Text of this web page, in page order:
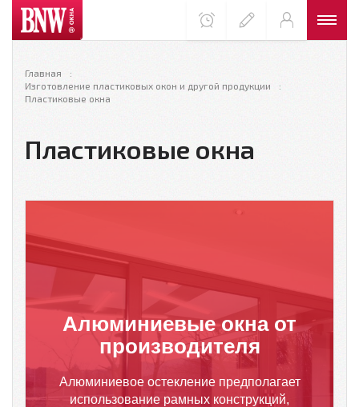
Главная
Изготовление пластиковых окон и другой продукции
Пластиковые окна
Пластиковые окна
Алюминиевые окна от
производителя
Алюминиевое остекление предполагает
использование рамных конструкций,